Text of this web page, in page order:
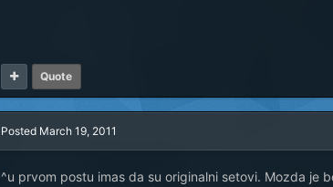
Quote
Posted March 19, 2011
^u prvom postu imas da su originalni setovi. Mozda je